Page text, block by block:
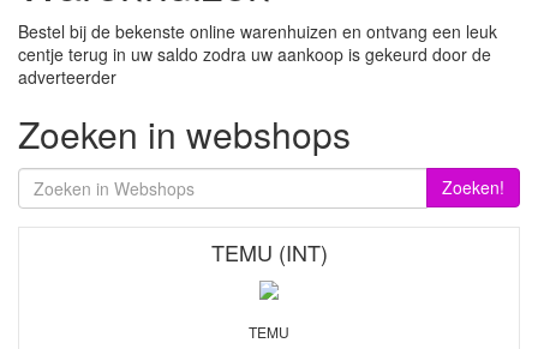
Bestel bij de bekenste online warenhuizen en ontvang een leuk
centje terug in uw saldo zodra uw aankoop is gekeurd door de
adverteerder
Zoeken in webshops
Zoeken!
TEMU (INT)
TEMU